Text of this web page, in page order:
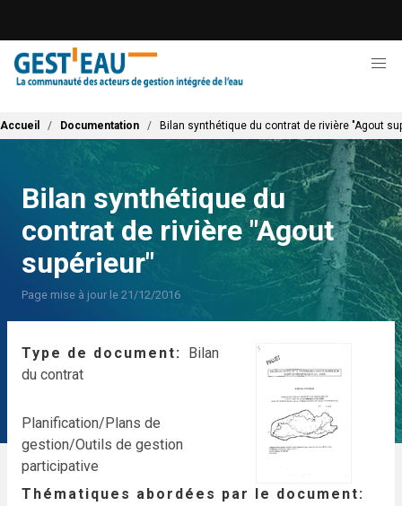
contenu
principal
Fil d'Ariane
Accueil Documentation Bilan synthétique du contrat de rivière "Agout
Bilan synthétique du
contrat de rivière "Agout
supérieur"
Page mise à jour le 21/12/2016
Type de document
Bilan
du contrat
Thématiques abordées par le document
Planification/Plans de
gestion/Outils de gestion
participative